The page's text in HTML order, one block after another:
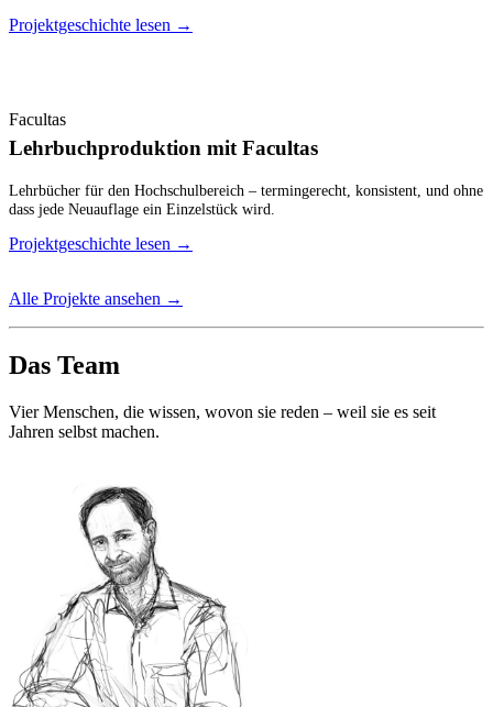
Projektgeschichte lesen →
Facultas
Lehrbuchproduktion mit Facultas
Lehrbücher für den Hochschulbereich – termingerecht, konsistent, und ohne
dass jede Neuauflage ein Einzelstück wird.
Projektgeschichte lesen →
Alle Projekte ansehen →
Das Team
Vier Menschen, die wissen, wovon sie reden – weil sie es seit
Jahren selbst machen.